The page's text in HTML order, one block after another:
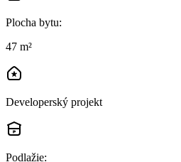
Plocha bytu:
47 m²
Developerský projekt
Podlažie: